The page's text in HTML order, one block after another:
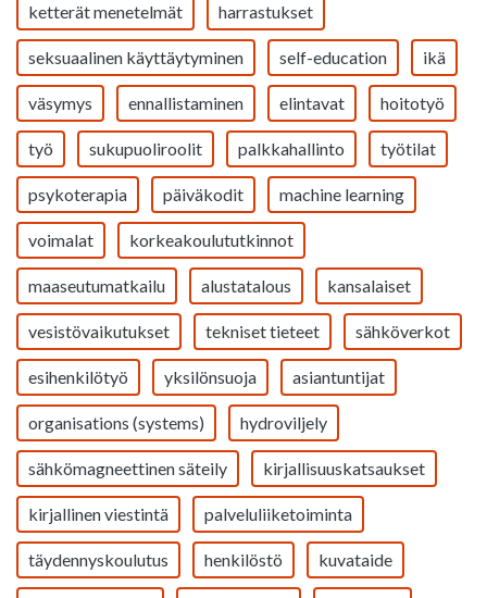
ketterät menetelmät harrastukset
seksuaalinen käyttäytyminen self-education ikä
väsymys ennallistaminen elintavat hoitotyö
työ sukupuoliroolit palkkahallinto työtilat
psykoterapia päiväkodit machine learning
voimalat korkeakoulututkinnot
maaseutumatkailu alustatalous kansalaiset
vesistövaikutukset tekniset tieteet sähköverkot
esihenkilötyö yksilönsuoja asiantuntijat
organisations (systems) hydroviljely
sähkömagneettinen säteily kirjallisuuskatsaukset
kirjallinen viestintä palveluliiketoiminta
täydennyskoulutus henkilöstö kuvataide